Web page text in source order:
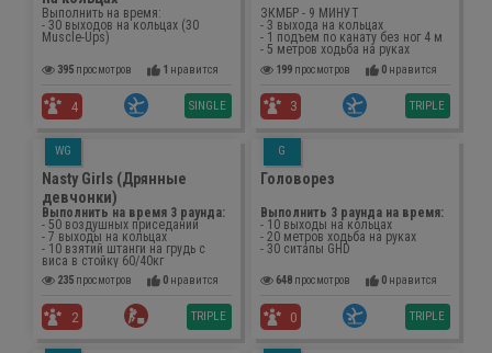
Выполнить на время:
- 30 выходов на кольцах (30
Muscle-Ups)
395просмотров 1 нравится
4 SINGLE
ЗКМБР - 9 МИНУТ
- 3 выхода на кольцах
- 1 подъем по канату без ног 4 м
- 5 метров ходьба на руках
199просмотров 0нравится
3 TRIPLE
WG
Nasty Girls (Дрянные
девчонки)
Выполнить на время 3 раунда:
- 50 воздушных приседаний
- 7 выходы на кольцах
- 10 взятий штанги на грудь с
виса в стойку 60/40кг
235просмотров 0нравится
2 TRIPLE
G
Головорез
Выполнить 3 раунда на время:
- 10 выходы на кольцах
- 20 метров ходьба на руках
- 30 ситапы GHD
648просмотров 0нравится
0 TRIPLE